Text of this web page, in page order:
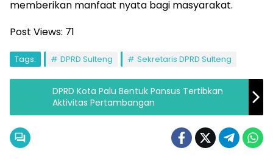
memberikan manfaat nyata bagi masyarakat.
Post Views: 71
Tags: DPRD Sulteng Sekretaris DPRD Sulteng
DPRD Kota Palu Bentuk Pansus Tertibkan
Aktivitas Pertambangan